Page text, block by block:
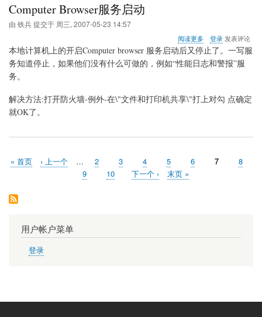
Computer Browser服务启动
由 铁兵提交于 周三, 2007-05-23 14:57
阅读更多
于
Computer
Browser
启
登录发表评论
本地计算机上的开启Computer browser 服务启动后又停止了。一写服
务知道停止，如果他们没有什么可做的，例如“性能日志和警报”服
务。
解决方法:打开防火墙-例外-在\"文件和打印机共享\"打上对勾 点确定
就OK了。
分
首
« 首页
前
‹ 上一个 …
页
2
页
3
页
面
4
页
面
5
页
6
当
7
页
8
页
9
页
10
下
下一个 ›
末
末页 »
用户帐户菜单
登录